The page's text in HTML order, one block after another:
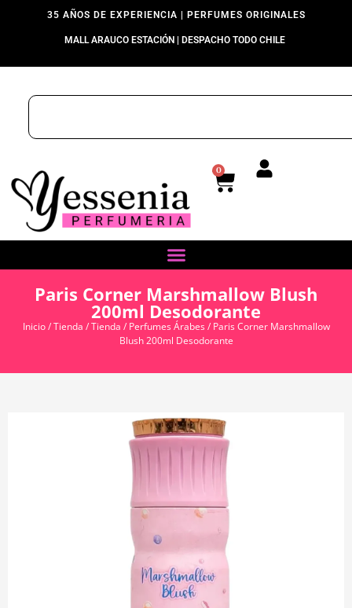
35 AÑOS DE EXPERIENCIA | PERFUMES ORIGINALES
MALL ARAUCO ESTACIÓN | DESPACHO TODO CHILE
0
Paris Corner Marshmallow Blush
200ml Desodorante
Inicio/Tienda /Tienda / Perfumes Árabes/ Paris Corner Marshmallow
Blush 200ml Desodorante